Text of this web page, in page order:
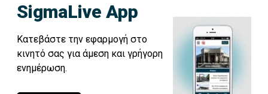
SigmaLive App
Κατεβάστε την εφαρμογή στο
κινητό σας για άμεση και γρήγορη
ενημέρωση.